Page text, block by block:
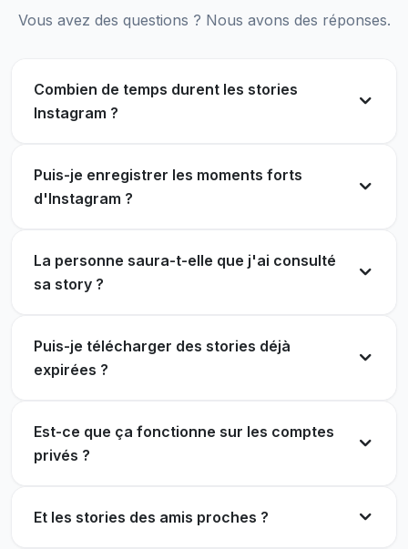
Vous avez des questions ? Nous avons des réponses.
Combien de temps durent les stories
Instagram ?
Puis-je enregistrer les moments forts
d'Instagram ?
La personne saura-t-elle que j'ai consulté
sa story ?
Puis-je télécharger des stories déjà
expirées ?
Est-ce que ça fonctionne sur les comptes
privés ?
Et les stories des amis proches ?